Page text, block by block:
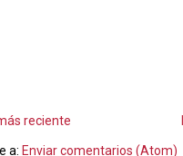
reciente
a: Enviar comentarios (Atom)